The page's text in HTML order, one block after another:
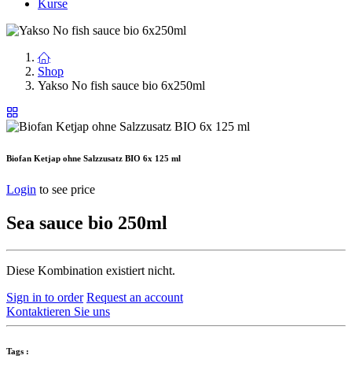
Kurse
Shop
Yakso No fish sauce bio 6x250ml
Biofan Ketjap ohne Salzzusatz BIO 6x 125 ml
Login to see price
Sea sauce bio 250ml
Diese Kombination existiert nicht.
Sign in to order Request an account
Kontaktieren Sie uns
Tags :